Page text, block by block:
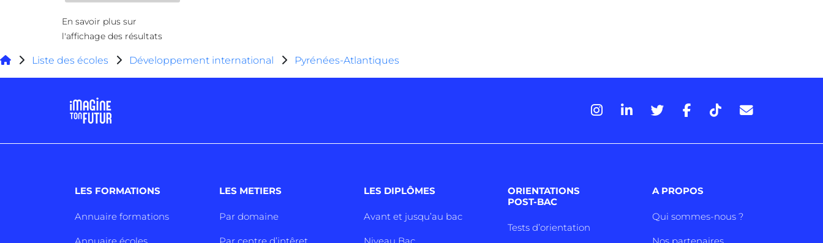
En savoir plus sur
l'affichage des résultats
Liste des écoles Développement international Pyrénées-Atlantiques
LES FORMATIONS
Annuaire formations
Annuaire écoles
LES METIERS
Par domaine
Par centre d’intêret
LES DIPLÔMES
Avant et jusqu’au bac
Niveau Bac
ORIENTATIONS
POST-BAC
Tests d’orientation
A PROPOS
Qui sommes-nous ?
Nos partenaires